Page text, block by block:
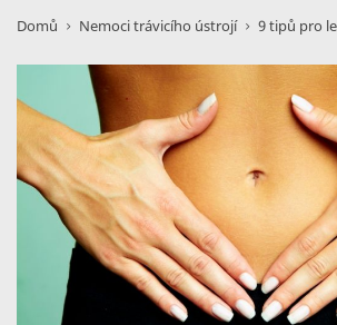
Domů Nemoci trávicího ústrojí 9 tipů pro